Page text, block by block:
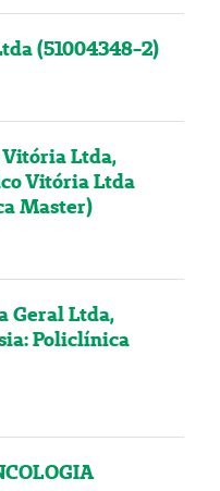
(51004348-2)
Ltda,
Vitória Ltda
Master)
Geral Ltda,
Policlínica